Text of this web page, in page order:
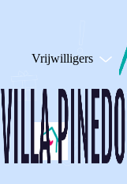
Vrijwilligers